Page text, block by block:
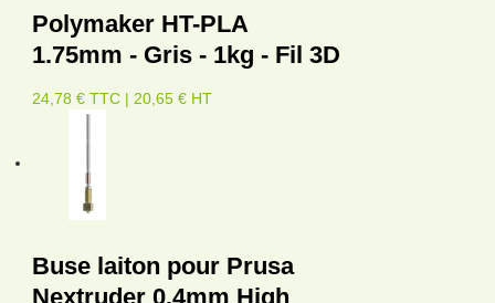
Polymaker HT-PLA
1.75mm - Gris - 1kg - Fil 3D
24,78 € TTC | 20,65 € HT
Buse laiton pour Prusa
Nextruder 0.4mm High